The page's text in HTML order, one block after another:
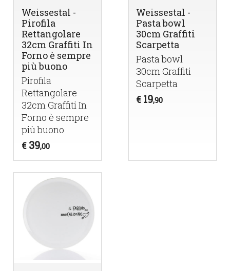
Weissestal -
Pirofila
Rettangolare
32cm Graffiti In
Forno è sempre
più buono
Pirofila
Rettangolare
32cm Graffiti In
Forno è sempre
più buono
€ 39,00
Weissestal -
Pasta bowl
30cm Graffiti
Scarpetta
Pasta bowl
30cm Graffiti
Scarpetta
€ 19,90